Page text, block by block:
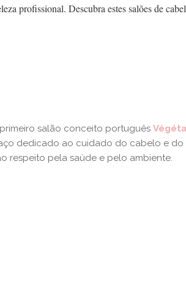
profissional. Descubra estes salões de
salão conceito português
dedicado ao cuidado do cabelo e do
respeito pela saúde e pelo ambiente.